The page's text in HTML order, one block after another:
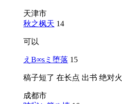
天津市
秋之枫天 14
可以
えB∞sミ堕落 15
稿子短了 在长点 出书 绝对火
成都市